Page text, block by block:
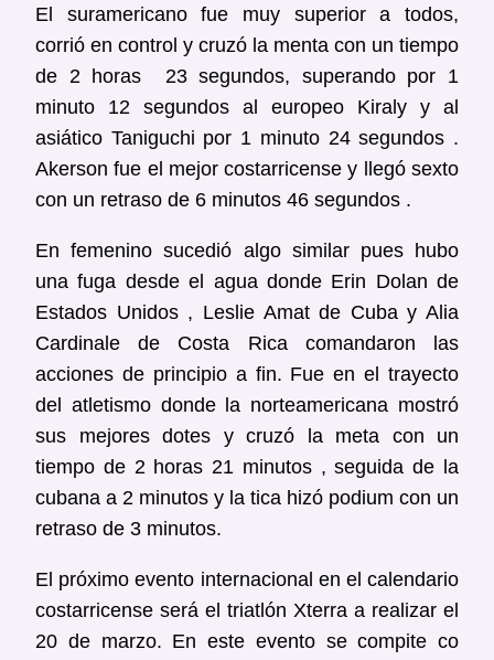
El suramericano fue muy superior a todos,
corrió en control y cruzó la menta con un tiempo
de 2 horas 23 segundos, superando por 1
minuto 12 segundos al europeo Kiraly y al
asiático Taniguchi por 1 minuto 24 segundos .
Akerson fue el mejor costarricense y llegó sexto
con un retraso de 6 minutos 46 segundos .
En femenino sucedió algo similar pues hubo
una fuga desde el agua donde Erin Dolan de
Estados Unidos , Leslie Amat de Cuba y Alia
Cardinale de Costa Rica comandaron las
acciones de principio a fin. Fue en el trayecto
del atletismo donde la norteamericana mostró
sus mejores dotes y cruzó la meta con un
tiempo de 2 horas 21 minutos , seguida de la
cubana a 2 minutos y la tica hizó podium con un
retraso de 3 minutos.
El próximo evento internacional en el calendario
costarricense será el triatlón Xterra a realizar el
20 de marzo. En este evento se compite co